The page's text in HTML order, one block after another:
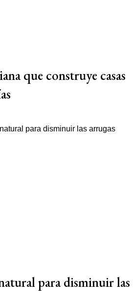
que construye casas
para disminuir las